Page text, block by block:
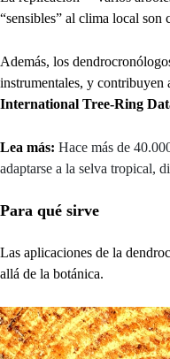
“sensibles” al clima local son
Además, los
instrumentales, y contribuyen
International Tree-Ring
Lea más: Hace más de
adaptarse a la selva tropical,
Para qué sirve
Las aplicaciones de la
allá de la botánica.